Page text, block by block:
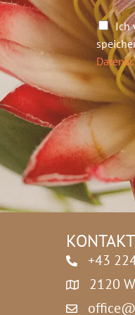
c
h
t
*
D
a
t
e
n
c
h
t
z
*
Ich
KONTAKT
+43
2120